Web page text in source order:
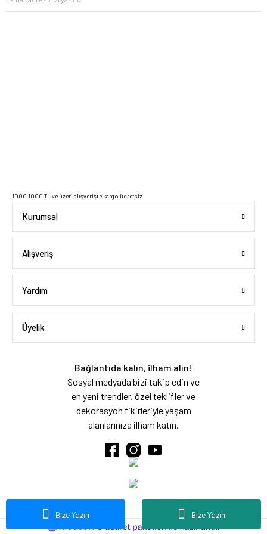
Bize Yazın
Bize Yazın
1000 1000 TL ve üzeri alışverişte kargo ücretsiz
Kurumsal
Alışveriş
Yardım
Üyelik
Bağlantıda kalın, ilham alın!
Sosyal medyada bizi takip edin ve
en yeni trendler, özel teklifler ve
dekorasyon fikirleriyle yaşam
alanlarınıza ilham katın.